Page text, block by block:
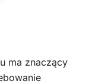
ma znaczący